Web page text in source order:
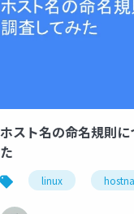
ホスト名の命名規則
た
linux